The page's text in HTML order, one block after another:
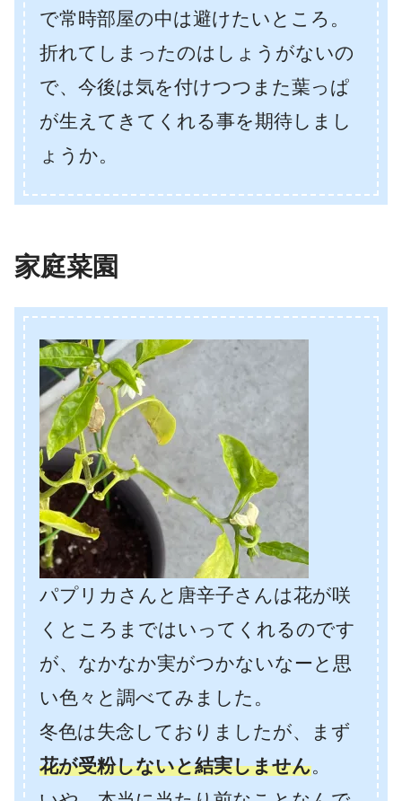
で常時部屋の中は避けたいところ。
折れてしまったのはしょうがないの
で、今後は気を付けつつまた葉っぱ
が生えてきてくれる事を期待しまし
ょうか。
家庭菜園
パプリカさんと唐辛子さんは花が咲
くところまではいってくれるのです
が、なかなか実がつかないなーと思
い色々と調べてみました。
冬色は失念しておりましたが、まず
花が受粉しないと結実しません。